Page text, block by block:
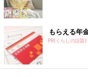
もらえる年
PR(くらしの話題)